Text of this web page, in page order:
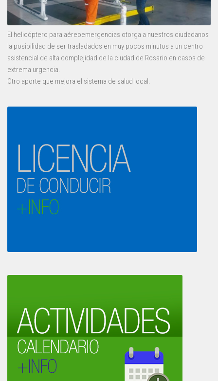
El helicóptero para aéreoemergencias otorga a nuestros ciudadanos
la posibilidad de ser trasladados en muy pocos minutos a un centro
asistencial de alta complejidad de la ciudad de Rosario en casos de
extrema urgencia.
Otro aporte que mejora el sistema de salud local.